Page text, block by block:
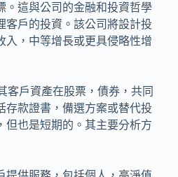
。這與公司的金融和投資哲學
客戶的投資。該公司將設計投
入，中等增長或更具侵略性增
客戶資產在股票，債券，共同
存款證書，備選方案或替代投
但也是短期的。其主要分析方